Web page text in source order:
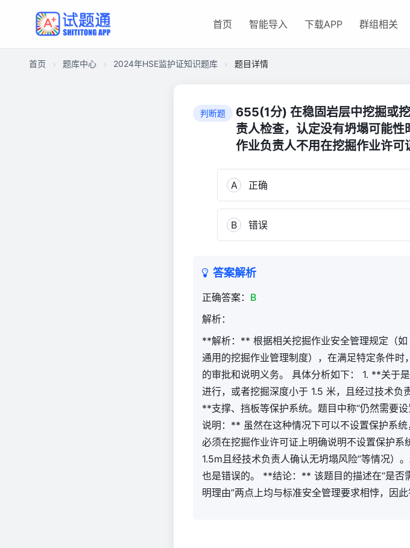
首页 智能导入 下载APP 群组相关
首页 题库中心 2024年HSE监护证知识题库 题目详情
判断题
655(1分) 在稳固岩层中挖掘或
责人检查，认定没有坍塌可能
作业负责人不用在挖掘作业许可
A 正确
B 错误
答案解析
正确答案： B
解析：
**解析：** 根据相关挖掘作业安全管理规定（
通用的挖掘作业管理制度），在满足特定条件
的审批和说明义务。 具体分析如下： 1. **关于
进行，或者挖掘深度小于 1.5 米，且经过技术
**支撑、挡板等保护系统。题目中称“仍然需要
说明：** 虽然在这种情况下可以不设置保护系
必须在挖掘作业许可证上明确说明不设置保护系
1.5m且经技术负责人确认无坍塌风险”等情况）
也是错误的。 **结论：** 该题目的描述在“是否
明理由”两点上均与标准安全管理要求相悖，因